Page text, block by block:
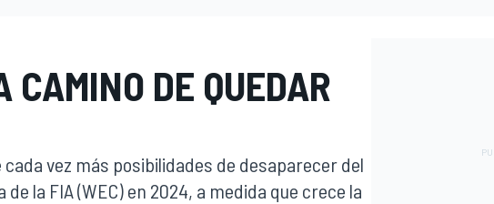
DE QUEDAR
vez más posibilidades de desaparecer del
la FIA (WEC) en 2024, a medida que crece la